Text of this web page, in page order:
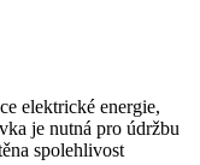
elektrické energie,
je nutná pro údržbu
spolehlivost